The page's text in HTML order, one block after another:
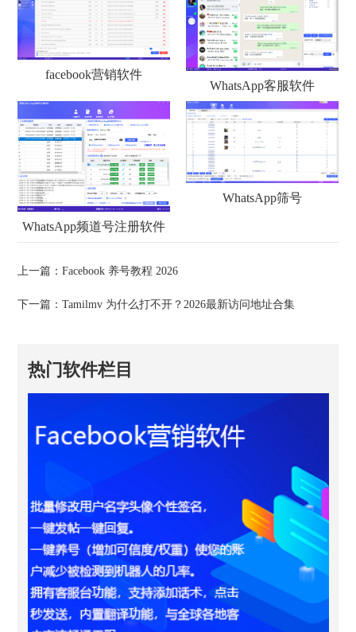
facebook营销软件
WhatsApp客服软件
WhatsApp频道号注册软件
WhatsApp筛号
上一篇：Facebook 养号教程 2026
下一篇：Tamilmv 为什么打不开？2026最新访问地址合集
热门软件栏目